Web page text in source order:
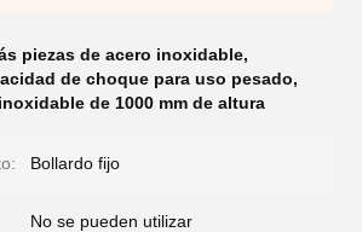
piezas de acero inoxidable,
de choque para uso pesado,
de 1000 mm de altura
Bollardo fijo
No se pueden utilizar